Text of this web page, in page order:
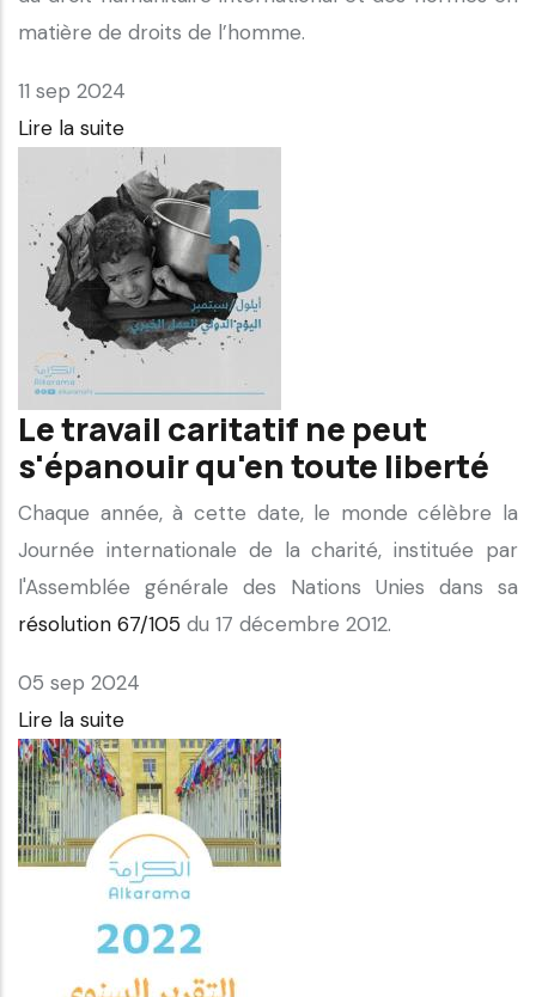
matière de droits de l’homme.
11 sep 2024
Lire la suite
Le travail caritatif ne peut
s'épanouir qu'en toute liberté
Chaque année, à cette date, le monde célèbre la
Journée internationale de la charité, instituée par
l'Assemblée générale des Nations Unies dans sa
résolution 67/105 du 17 décembre 2012.
05 sep 2024
Lire la suite